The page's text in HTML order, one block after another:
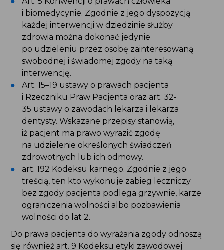
i biomedycynie. Zgodnie z jego dyspozycją
każdej interwencji w dziedzinie służby zdrowia
można dokonać jedynie po udzieleniu
przez osobę zainteresowaną swobodnej
i świadomej zgody na taką interwencję.
Art. 15–19 ustawy o prawach pacjenta
i Rzeczniku Praw Pacjenta oraz art. 32-
35 ustawy o zawodach lekarza i lekarza
dentysty. Wskazane przepisy stanowią,
iż pacjent ma prawo wyrazić zgodę
na udzielenie określonych świadczeń
zdrowotnych lub ich odmowy.
art. 192 Kodeksu karnego. Zgodnie z jego
treścią, ten kto wykonuje zabieg leczniczy
bez zgody pacjenta podlega grzywnie, karze
ograniczenia wolności albo pozbawienia
wolności do lat 2.
Do prawa pacjenta do wyrażania zgody odnoszą
pielęgniarki i położnej oraz art. 15 Kodeksu etyki